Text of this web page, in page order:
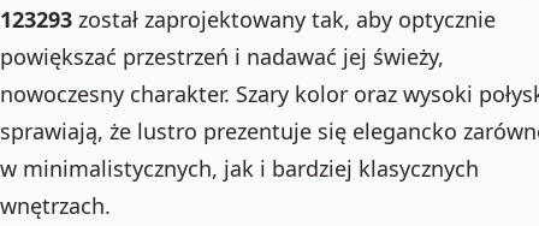
123293 został zaprojektowany tak, aby optycznie
powiększać przestrzeń i nadawać jej świeży,
nowoczesny charakter. Szary kolor oraz wysoki
sprawiają, że lustro prezentuje się elegancko
w minimalistycznych, jak i bardziej klasycznych
wnętrzach.